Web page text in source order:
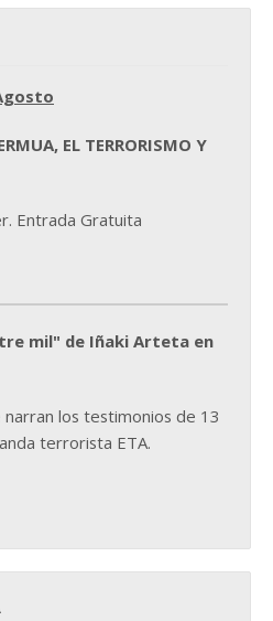
EL TERRORISMO Y
Entrada Gratuita
mil" de Iñaki Arteta en
los testimonios de 13
terrorista ETA.